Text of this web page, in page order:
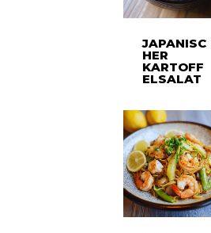
JAPANISC
HER
KARTOFF
ELSALAT